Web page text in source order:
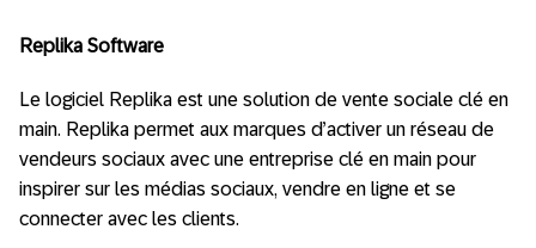
Replika Software
Le logiciel Replika est une solution de vente sociale clé en
main. Replika permet aux marques d’activer un réseau de
vendeurs sociaux avec une entreprise clé en main pour
inspirer sur les médias sociaux, vendre en ligne et se
connecter avec les clients.